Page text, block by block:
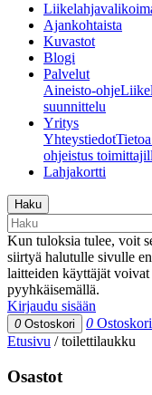
Ajankohtaista
Kuvastot
Blogi
Palvelut
Aineisto-ohje
suunnittelu
Yritys
Yhteystiedot
ohjeistus
Lahjakortti
Haku
Kun tuloksia tulee, voit
siirtyä halutulle sivulle
laitteiden käyttäjät
pyyhkäisemällä.
Kirjaudu sisään
0 Ostoskori 0 Ostoskori
Etusivu /toilettilaukku
Osastot